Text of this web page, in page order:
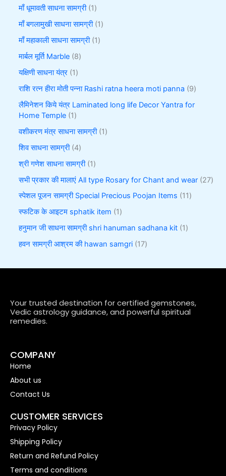
माँ धूमावती साधना सामग्री 1
माँ बगलामुखी साधना सामग्री 1
माँ महाकाली साधना सामग्री 1
मार्बल मूर्ति Marble 8
यक्षिणी साधना यंत्र 1
राशि रत्न हीरा मोती पन्ना Rashi ratna heera moti panna 9
लैमिनेशन किये यंत्र Laminated long life Decor Yantra for
Home Temple 1
वशीकरण मंत्र साधना सामग्री 1
शिव साधना सामग्री 4
श्री गणेश साधना सामग्री 1
सभी प्रकार की मालाएं All type Rosary for Chant and wear 27
स्पेशल पूजन सामग्री Special Precious Poojan Items 11
स्फटिक के आइटम sphatik item 1
हनुमान जी साधना सामग्री shri hanuman sadhana kit 1
हवन सामग्री आश्रम की hawan samgri 17
Your trusted destination for certified gemstones,
Vedic astrology guidance, and powerful spiritual
remedies.
COMPANY
Home
About us
Contact Us
CUSTOMER SERVICES
Privacy Policy
Shipping Policy
Return and Refund Policy
Terms and conditions